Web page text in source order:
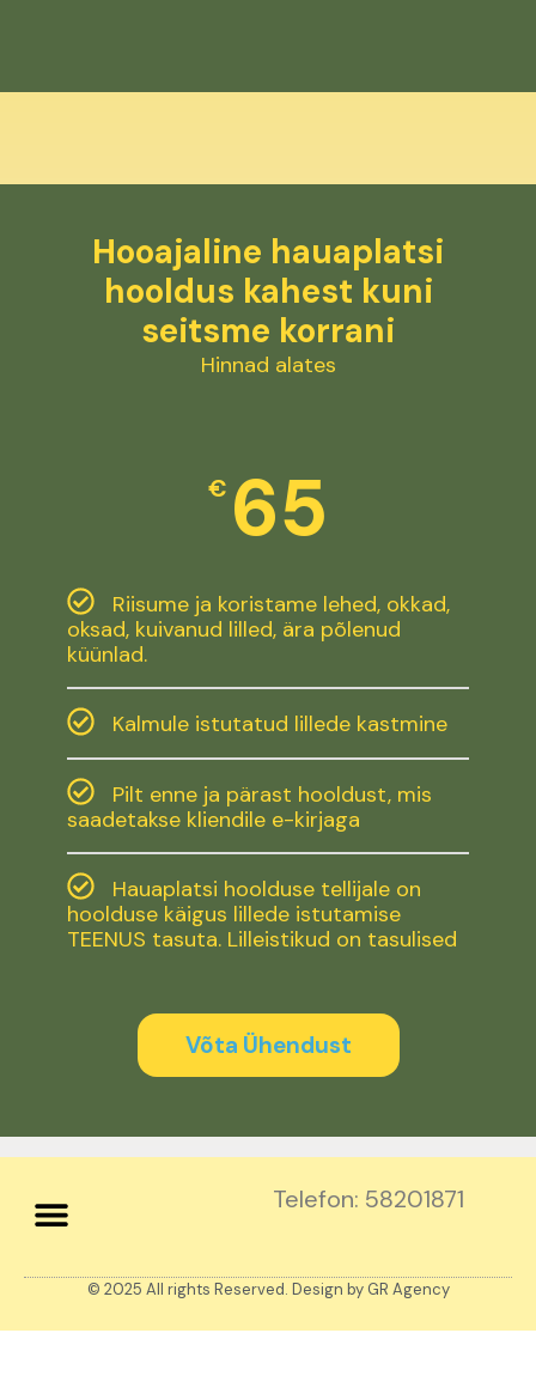
Hooajaline hauaplatsi
hooldus kahest kuni
seitsme korrani
Hinnad alates
€ 65
Riisume ja koristame lehed, okkad,
oksad, kuivanud lilled, ära põlenud
küünlad.
Kalmule istutatud lillede kastmine
Pilt enne ja pärast hooldust, mis
saadetakse kliendile e-kirjaga
Hauaplatsi hoolduse tellijale on
hoolduse käigus lillede istutamise
TEENUS tasuta. Lilleistikud on tasulised
Võta Ühendust
Telefon: 58201871
© 2025 All rights Reserved. Design by GR Agency